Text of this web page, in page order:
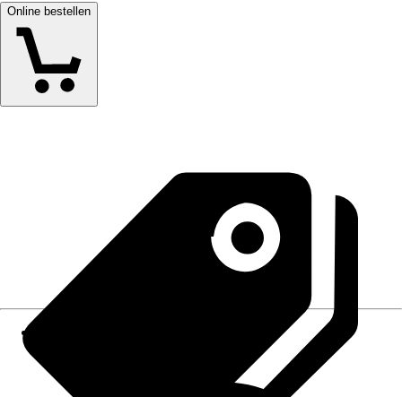
Online bestellen